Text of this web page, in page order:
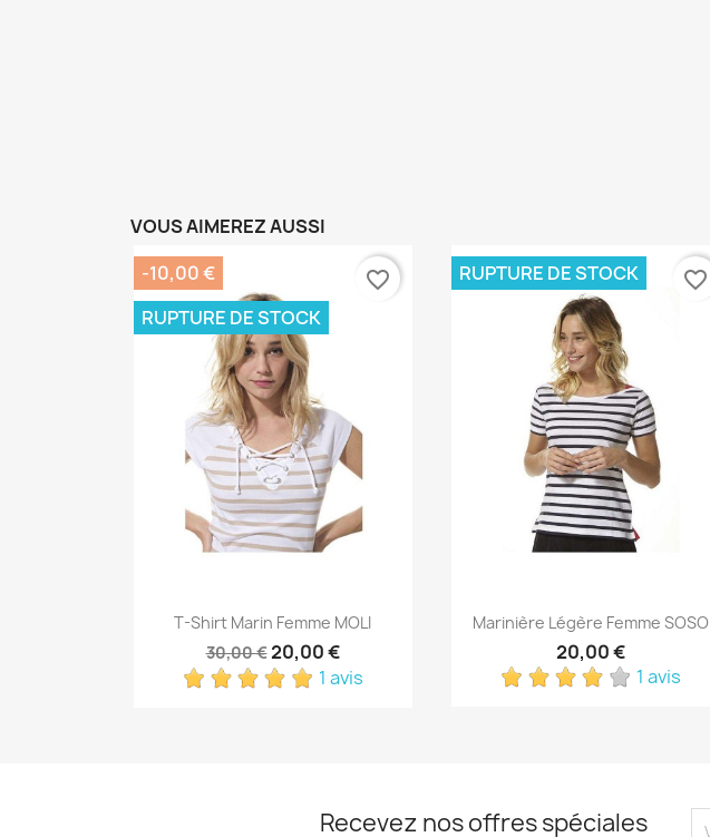
VOUS AIMEREZ AUSSI
Aperçu rapide
T-Shirt Marin Femme MOLI
30,00 €20,00 €
1 avis
-10,00 €
RUPTURE DE STOCK
favorite_border
Aperçu rapide
Marinière Légère Femme SOSO
20,00 €
1 avis
RUPTURE DE STOCK favorite_border
Recevez nos offres spéciales